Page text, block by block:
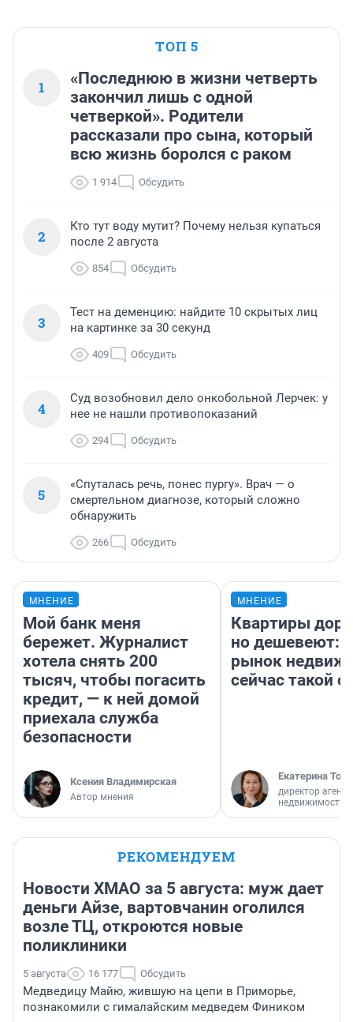
ТОП 5
1
«Последнюю в жизни четверть
закончил лишь с одной
четверкой». Родители
рассказали про сына, который
всю жизнь боролся с раком
1 914 Обсудить
2
Кто тут воду мутит? Почему нельзя купаться
после 2 августа
854 Обсудить
3
Тест на деменцию: найдите 10 скрытых лиц
на картинке за 30 секунд
409 Обсудить
4
Суд возобновил дело онкобольной Лерчек: у
нее не нашли противопоказаний
294 Обсудить
5
«Спуталась речь, понес пургу». Врач — о
смертельном диагнозе, который сложно
обнаружить
266 Обсудить
МНЕНИЕ
Мой банк меня
бережет. Журналист
хотела снять 200
тысяч, чтобы погасить
кредит, — к ней домой
приехала служба
безопасности
Ксения Владимирская
Автор мнения
МНЕНИЕ
Квартиры
но дешевеют:
рынок
сейчас такой
Екатерина
директор
недвижимости
РЕКОМЕНДУЕМ
Новости ХМАО за 5 августа: муж дает
деньги Айзе, вартовчанин оголился
возле ТЦ, откроются новые
поликлиники
5 августа 16 177 Обсудить
Медведицу Майю, жившую на цепи в Приморье,
познакомили с гималайским медведем Фиником